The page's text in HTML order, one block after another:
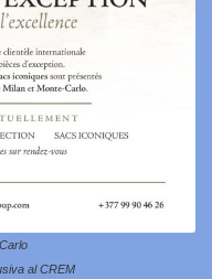
al CREM